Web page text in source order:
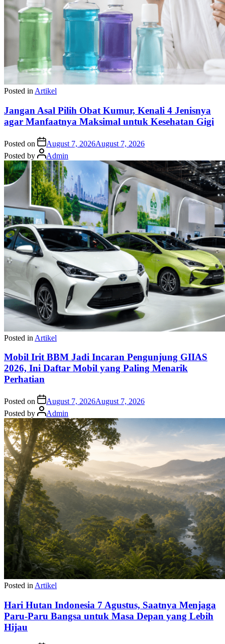
Posted in Artikel
Jangan Asal Pilih Obat Kumur, Kenali 4 Jenisnya
agar Manfaatnya Maksimal untuk Kesehatan Gigi
Posted on August 7, 2026August 7, 2026
Posted by
Admin
Posted in Artikel
Mobil Irit BBM Jadi Incaran Pengunjung GIIAS
2026, Ini Daftar Mobil yang Paling Menarik
Perhatian
Posted on August 7, 2026August 7, 2026
Posted by
Admin
Posted in Artikel
Hari Hutan Indonesia 7 Agustus, Saatnya Menjaga
Paru-Paru Bangsa untuk Masa Depan yang Lebih
Hijau